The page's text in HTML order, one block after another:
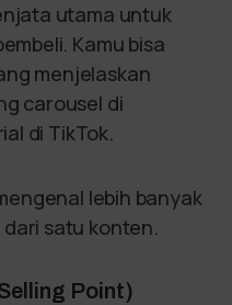
utama untuk
Kamu bisa
menjelaskan
carousel di
di TikTok.
lebih banyak
satu konten.
Point)